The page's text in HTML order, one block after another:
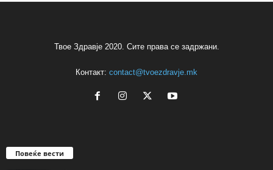
Твое Здравје 2020. Сите права се задржани.
Контакт: contact@tvoezdravje.mk
Повеќе вести